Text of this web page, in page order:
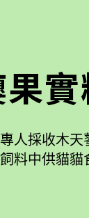
人採收木
料中供貓貓